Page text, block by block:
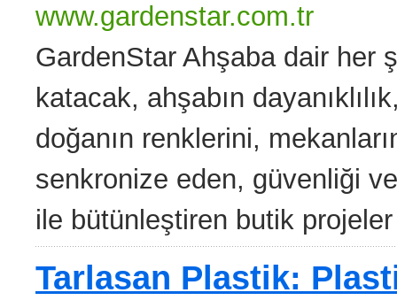
www.gardenstar.com.tr
GardenStar Ahşaba dair her
katacak, ahşabın
doğanın renklerini,
senkronize eden, güvenliği
ile bütünleştiren butik
Tarlasan Plastik: